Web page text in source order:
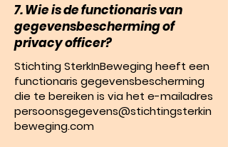
7. Wie is de functionaris van
gegevensbescherming of
privacy officer?
Stichting SterkInBeweging heeft een
functionaris gegevensbescherming
die te bereiken is via het e-mailadres
persoonsgegevens@stichtingsterkin
beweging.com